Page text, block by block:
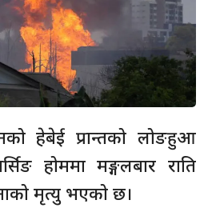
हेबेई प्रान्तको लोङहुआ
होममा मङ्गलबार राति
मृत्यु भएको छ।